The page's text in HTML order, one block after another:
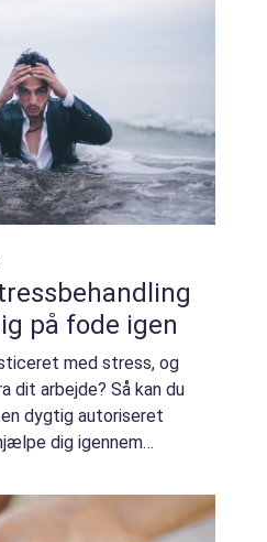
på fode igen
med stress, og
dit arbejde? Så kan du
dygtig autoriseret
dig igennem
stress behandling.